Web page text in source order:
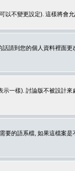
以不變更設定). 這樣將會
請到您的個人資料裡面
一樣). 討論版不被設計
的語系檔, 如果這檔案